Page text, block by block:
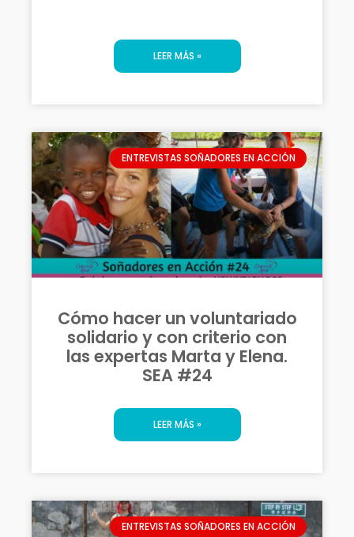
LEER MÁS »
ENTREVISTAS SOÑADORES EN ACCIÓN
Cómo hacer un voluntariado
solidario y con criterio con
las expertas Marta y Elena.
SEA #24
LEER MÁS »
ENTREVISTAS SOÑADORES EN ACCIÓN